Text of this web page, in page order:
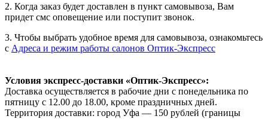
2. Когда заказ будет доставлен в пункт самовывоза, Вам
придет смс оповещение или поступит звонок.
3. Чтобы выбрать удобное время для самовывоза, ознакомьтесь
с Адреса и режим работы салонов Оптик-Экспресс
Условия экспресс-доставки «Оптик-Экспресс»:
Доставка осуществляется в рабочие дни с понедельника по
пятницу с 12.00 до 18.00, кроме праздничных дней.
Территория доставки: город Уфа — 150 рублей (границы